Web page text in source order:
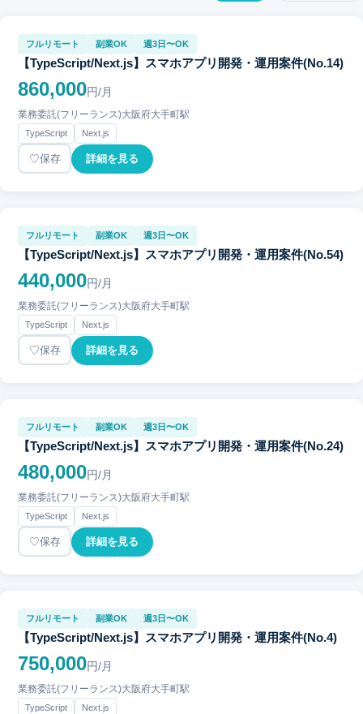
フルリモート 副業OK 週3日〜OK
【TypeScript/Next.js】スマホアプリ開発・運用案件(No.14)
860,000円/月
業務委託(フリーランス)大阪府大手町駅
TypeScript Next.js
保存 詳細を見る
フルリモート 副業OK 週3日〜OK
【TypeScript/Next.js】スマホアプリ開発・運用案件(No.54)
440,000円/月
業務委託(フリーランス)大阪府大手町駅
TypeScript Next.js
保存 詳細を見る
フルリモート 副業OK 週3日〜OK
【TypeScript/Next.js】スマホアプリ開発・運用案件(No.24)
480,000円/月
業務委託(フリーランス)大阪府大手町駅
TypeScript Next.js
保存 詳細を見る
フルリモート 副業OK 週3日〜OK
【TypeScript/Next.js】スマホアプリ開発・運用案件(No.4)
750,000円/月
業務委託(フリーランス)大阪府大手町駅
TypeScript Next.js